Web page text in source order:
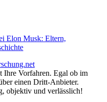
Elon Musk: Eltern,
Ihre Vorfahren. Egal ob im
einen Dritt-Anbieter.
objektiv und verlässlich!